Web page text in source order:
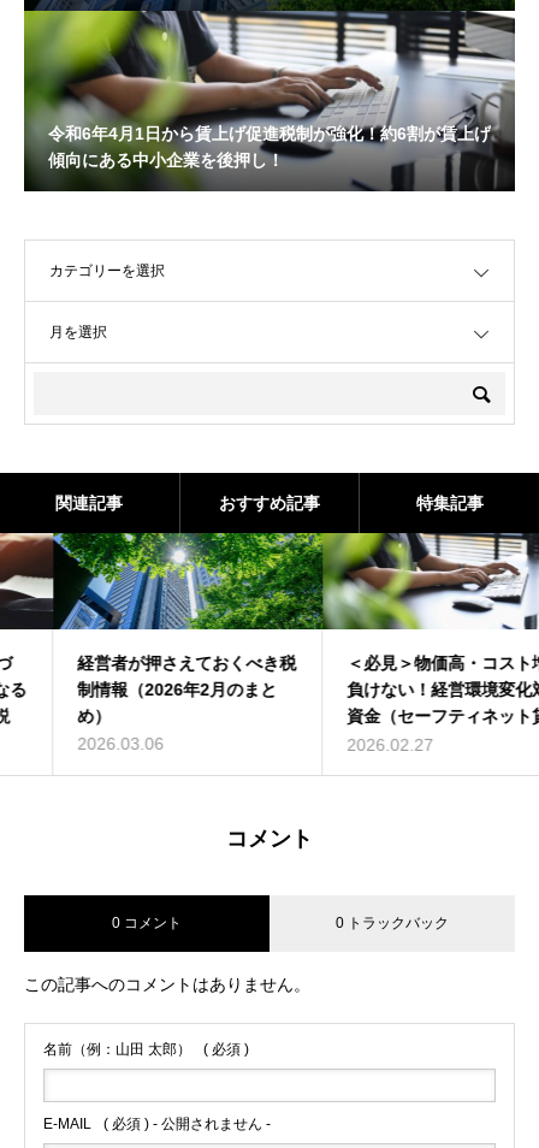
令和6年4月1日から賃上げ促進税制が強化！約6割が賃上げ
傾向にある中小企業を後押し！
関連記事 おすすめ記事 特集記事
経営者が押さえておくべき税
制情報（2026年2月のまと
2026.03.06
＜必見＞物価高・コスト増に
負けない！経営環境変化対応
資金（セーフティネット貸
付）について解説
2026.02.27
コメント
0 コメント 0 トラックバック
この記事へのコメントはありません。
名前（例：山田 太郎） ( 必須 )
E-MAIL ( 必須 ) - 公開されません -